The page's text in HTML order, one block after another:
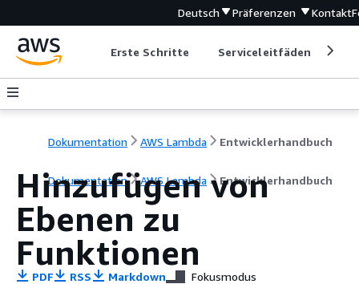
Deutsch Präferenzen Kontakt
Erste Schritte Serviceleitfäden
Dokumentation AWS Lambda Entwicklerhandbuch
Dokumentation AWS Lambda Entwicklerhandbuch
Hinzufügen von
Ebenen zu
Funktionen
PDF RSS Markdown Fokusmodus